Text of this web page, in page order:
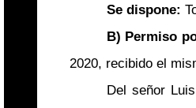
Se dispone:
B) Permiso
2020, recibido el
Del señor